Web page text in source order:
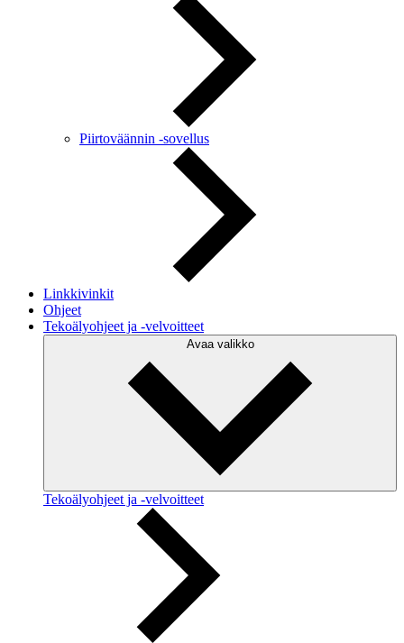
Piirtoväännin -sovellus
Linkkivinkit
Ohjeet
Tekoälyohjeet ja -velvoitteet
Avaa valikko
Tekoälyohjeet ja -velvoitteet